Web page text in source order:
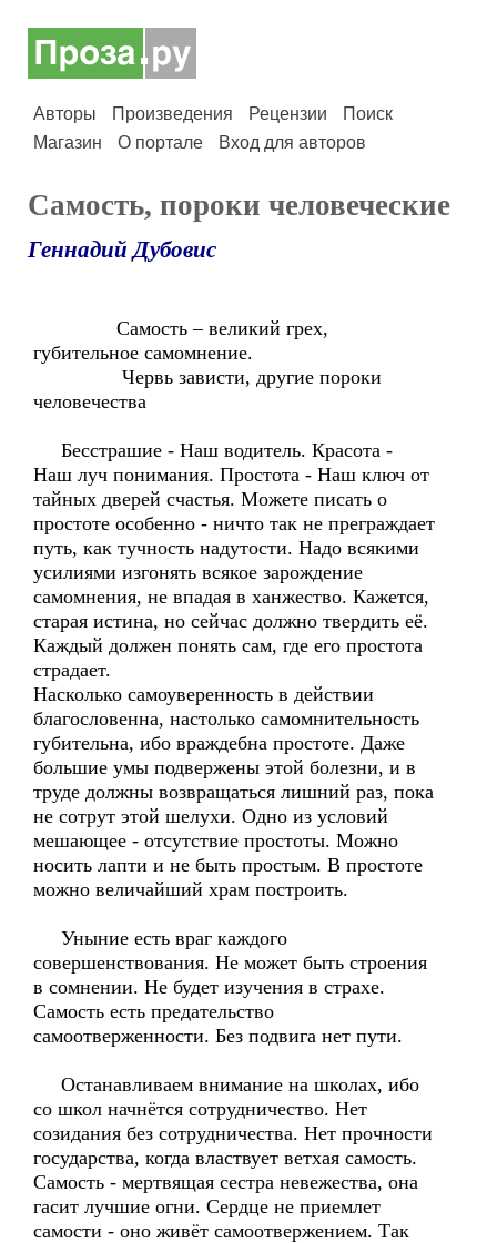
Авторы Произведения Рецензии
Поиск
Магазин
О портале Вход для авторов
Самость, пороки человеческие
Геннадий Дубовис
Самость – великий грех,
губительное самомнение.
Червь зависти, другие пороки
человечества
Бесстрашие - Наш водитель. Красота -
Наш луч понимания. Простота - Наш ключ от
тайных дверей счастья. Можете писать о
простоте особенно - ничто так не преграждает
путь, как тучность надутости. Надо всякими
усилиями изгонять всякое зарождение
самомнения, не впадая в ханжество. Кажется,
старая истина, но сейчас должно твердить её.
Каждый должен понять сам, где его простота
страдает.
Насколько самоуверенность в действии
благословенна, настолько самомнительность
губительна, ибо враждебна простоте. Даже
большие умы подвержены этой болезни, и в
труде должны возвращаться лишний раз, пока
не сотрут этой шелухи. Одно из условий
мешающее - отсутствие простоты. Можно
носить лапти и не быть простым. В простоте
можно величайший храм построить.
Уныние есть враг каждого
совершенствования. Не может быть строения
в сомнении. Не будет изучения в страхе.
Самость есть предательство
самоотверженности. Без подвига нет пути.
Останавливаем внимание на школах, ибо
со школ начнётся сотрудничество. Нет
созидания без сотрудничества. Нет прочности
государства, когда властвует ветхая самость.
Самость - мертвящая сестра невежества, она
гасит лучшие огни. Сердце не приемлет
самости - оно живёт самоотвержением. Так